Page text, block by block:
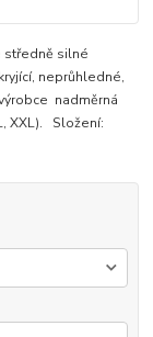
středně silné
neprůhledné,
nadměrná
XXL). Složení: